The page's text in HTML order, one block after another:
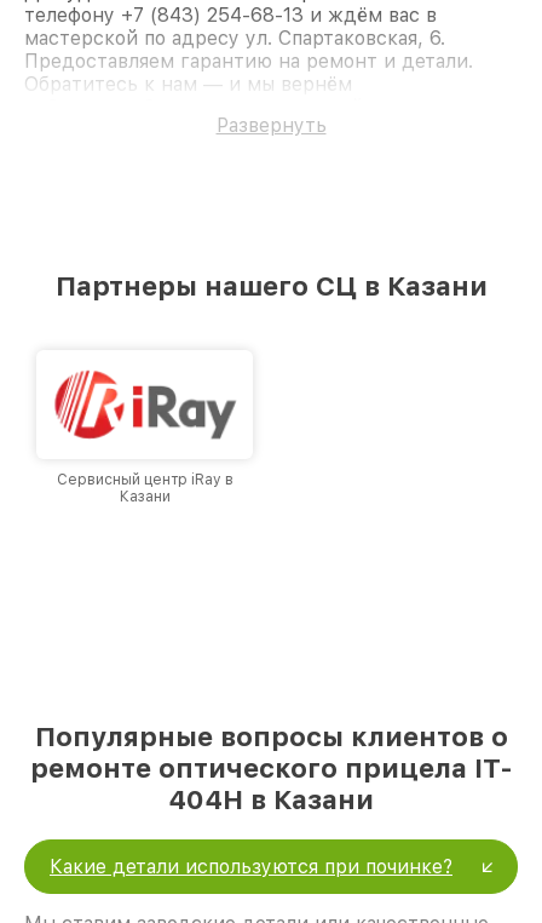
телефону +7 (843) 254-68-13 и ждём вас в
мастерской по адресу ул. Спартаковская, 6.
Предоставляем гарантию на ремонт и детали.
Обратитесь к нам — и мы вернём
Развернуть
Партнеры нашего СЦ в Казани
Сервисный центр iRay в
Казани
Популярные вопросы клиентов о
ремонте оптического прицела IT-
404H в Казани
Какие детали используются при починке?